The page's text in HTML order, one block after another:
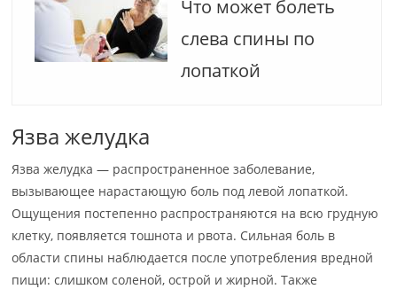
Что может болеть
слева спины по
лопаткой
Язва желудка
Язва желудка — распространенное заболевание,
вызывающее нарастающую боль под левой лопаткой.
Ощущения постепенно распространяются на всю грудную
клетку, появляется тошнота и рвота. Сильная боль в
области спины наблюдается после употребления вредной
пищи: слишком соленой, острой и жирной. Также